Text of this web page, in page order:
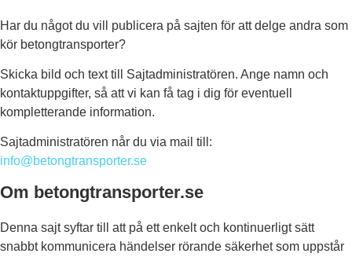
Har du något du vill publicera på sajten för att delge andra som
kör betongtransporter?
Skicka bild och text till Sajtadministratören. Ange namn och
kontaktuppgifter, så att vi kan få tag i dig för eventuell
kompletterande information.
Sajtadministratören når du via mail till:
info@betongtransporter.se
Om betongtransporter.se
Denna sajt syftar till att på ett enkelt och kontinuerligt sätt
snabbt kommunicera händelser rörande säkerhet som uppstår